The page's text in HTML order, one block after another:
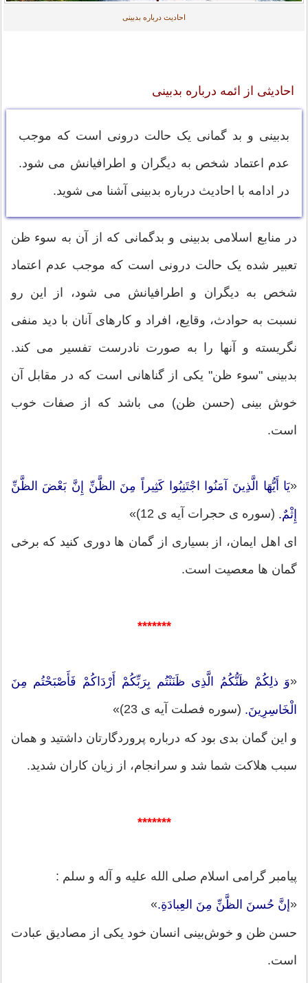
احادیث درباره بدبینی
احادیثی از ائمه درباره بدبینی
بدبینی و بد گمانی یک حالت درونی است که موجب
عدم اعتماد شخص به دیگران و اطرافیانش می شود.
در ادامه با احادیث درباره بدبینی آشنا می شوید.
در منابع اسلامی بدبینی و بدگمانی که از آن به سوء ظن
تعبیر شده یک حالت درونی است که موجب عدم اعتماد
شخص به دیگران و اطرافیانش می شود، از این رو
نسبت به حوادث، وقایع، افراد و کارهای آنان با دید منفی
نگریسته و آنها را به صورت نادرست تفسیر می کند.
بدبینی "سوء ظن" یکی از گناهانی است که در مقابل آن
خوش بینی (حسن ظن) می باشد که از صفات خوب
است.
«یَا أَیُّهَا الَّذِینَ آمَنُوا اجْتَنِبُوا کَثِیراً مِنَ الظَّنِّ إِنَّ بَعْضَ الظَّنِّ
إِثْمٌ. (سوره ی حجرات آیه ی 12)»
ای اهل ایمان، از بسیاری از گمان ها دوری کنید که برخی
گمان ها معصیت است.
*******
«وَ ذلِکُمْ ظَنُّکُمُ الَّذِی ظَنَنْتُم بِرَبِّکُمْ أَرْدَاکُمْ فَأَصْبَحْتُم مِنَ
الْخَاسِرِینَ. (سوره فصلت آیه ی 23)»
و این گمان بدی بود که درباره پروردگارتان داشتید و همان
سبب هلاکت شما شد و سرانجام، از زیان کاران شدید.
*******
پیامبر گرامی اسلام صلی الله علیه و آله و سلم :
« إنَّ حُسنَ الظَّنِّ مِنَ العِبادَةِ.»
حسن ظن و خوش‌بینی انسان خود یكی از مصادیق عبادت
است.